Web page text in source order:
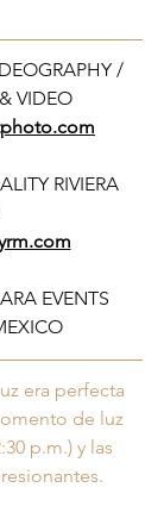
/
VIDEO
RIVIERA
EVENTS
era perfecta
de luz
p.m.) y las